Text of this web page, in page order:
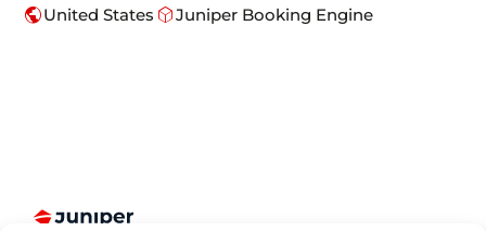
publicUnited States deployed_codeJuniper Booking Engine